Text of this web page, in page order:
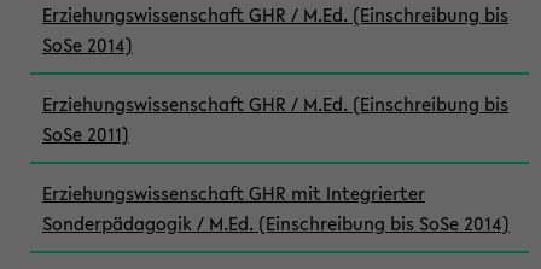
Erziehungswissenschaft GHR / M.Ed. (Einschreibung bis
SoSe 2014)
Erziehungswissenschaft GHR / M.Ed. (Einschreibung bis
SoSe 2011)
Erziehungswissenschaft GHR mit Integrierter
Sonderpädagogik / M.Ed. (Einschreibung bis SoSe 2014)